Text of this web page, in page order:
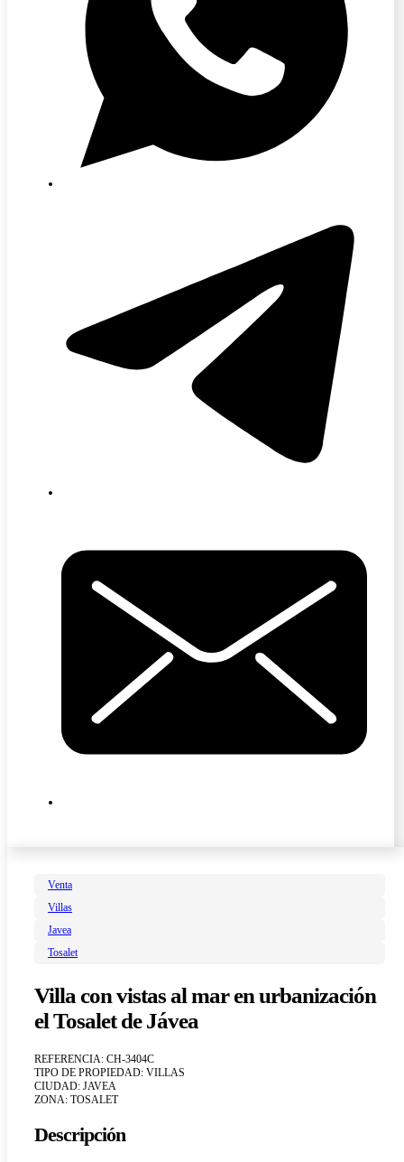
Venta
Villas
Javea
Tosalet
Villa con vistas al mar en urbanización
el Tosalet de Jávea
REFERENCIA: CH-3404C
TIPO DE PROPIEDAD: VILLAS
CIUDAD: JAVEA
ZONA: TOSALET
Descripción